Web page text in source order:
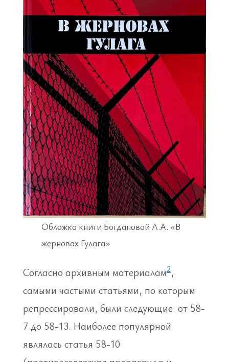
Обложка книги Богдановой Л.А. «В
жерновах Гулага»
Согласно архивным материалам2,
самыми частыми статьями, по которым
репрессировали, были следующие: от 58-
7 до 58-13. Наиболее популярной
являлась статья 58-10